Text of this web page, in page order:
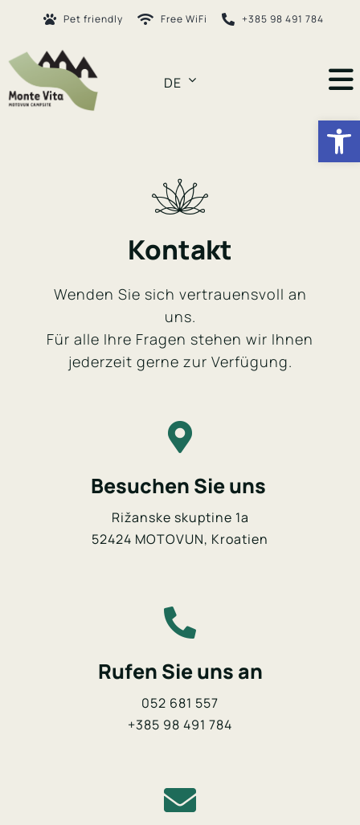
content
Pet friendly Free WiFi +385 98 491 784
DE
Aktivitäten
Kontakt
Wenden Sie sich vertrauensvoll an
uns.
Für alle Ihre Fragen stehen wir Ihnen
jederzeit gerne zur Verfügung.
Besuchen Sie uns
Rižanske skuptine 1a
52424 MOTOVUN, Kroatien
Rufen Sie uns an
052 681 557
+385 98 491 784